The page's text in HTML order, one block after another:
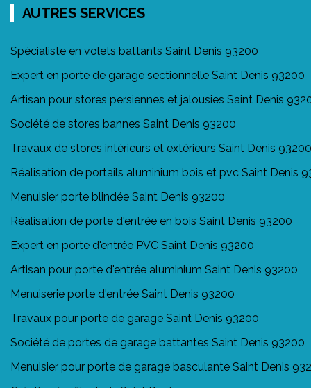
AUTRES SERVICES
Spécialiste en volets battants Saint Denis 93200
Expert en porte de garage sectionnelle Saint Denis 93200
Artisan pour stores persiennes et jalousies Saint Denis
Société de stores bannes Saint Denis 93200
Travaux de stores intérieurs et extérieurs Saint Denis 93200
Réalisation de portails aluminium bois et pvc Saint Denis
Menuisier porte blindée Saint Denis 93200
Réalisation de porte d'entrée en bois Saint Denis 93200
Expert en porte d'entrée PVC Saint Denis 93200
Artisan pour porte d'entrée aluminium Saint Denis 93200
Menuiserie porte d'entrée Saint Denis 93200
Travaux pour porte de garage Saint Denis 93200
Société de portes de garage battantes Saint Denis 93200
Menuisier pour porte de garage basculante Saint Denis